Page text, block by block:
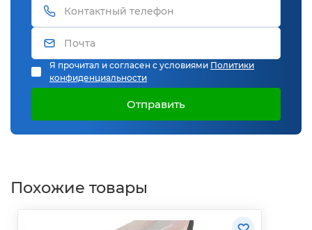
Я прочитал и согласен с условиями Политики
конфиденциальности
Отправить
Похожие товары